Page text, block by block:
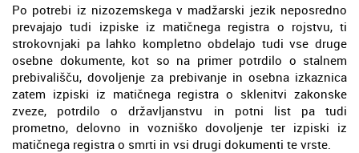
Po potrebi iz nizozemskega v madžarski jezik neposredno
prevajajo tudi izpiske iz matičnega registra o rojstvu, ti
strokovnjaki pa lahko kompletno obdelajo tudi vse druge
osebne dokumente, kot so na primer potrdilo o stalnem
prebivališču, dovoljenje za prebivanje in osebna izkaznica
zatem izpiski iz matičnega registra o sklenitvi zakonske
zveze, potrdilo o državljanstvu in potni list pa tudi
prometno, delovno in vozniško dovoljenje ter izpiski iz
matičnega registra o smrti in vsi drugi dokumenti te vrste.